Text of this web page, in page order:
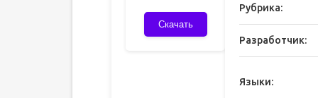
Скачать
Рубрика:
Разработчик:
Языки: